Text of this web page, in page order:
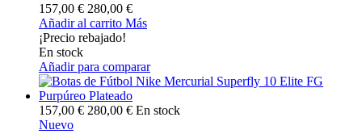
157,00 € 280,00 €
Añadir al carrito Más
¡Precio rebajado!
En stock
Añadir para comparar
157,00 € 280,00 € En stock
Nuevo